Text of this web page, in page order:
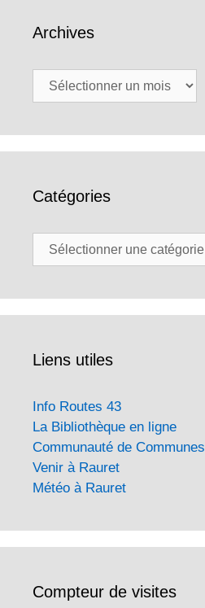
Archives
Archives
Catégories
Catégories
Liens utiles
Info Routes 43
La Bibliothèque en ligne
Communauté de Communes
Venir à Rauret
Météo à Rauret
Compteur de visites